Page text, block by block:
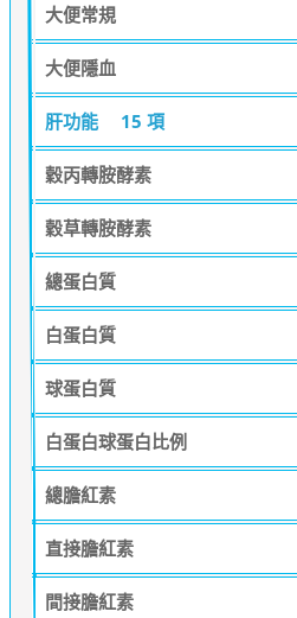
大便常規
大便隱血
肝功能 15 項
穀丙轉胺酵素
穀草轉胺酵素
總蛋白質
白蛋白質
球蛋白質
白蛋白球蛋白比例
總膽紅素
直接膽紅素
間接膽紅素